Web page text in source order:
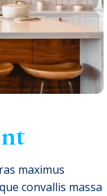
maximus
convallis massa